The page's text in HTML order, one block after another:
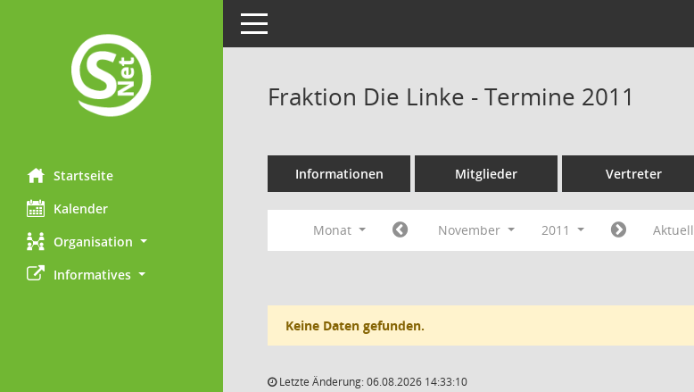
Startseite
Kalender
Organisation
Informatives
Toggle navigation
Fraktion Die Linke - Termine 2011
Informationen Mitglieder Vertreter
Monat November 2011 Aktuell
Keine Daten gefunden.
Letzte Änderung: 06.08.2026 14:33:10